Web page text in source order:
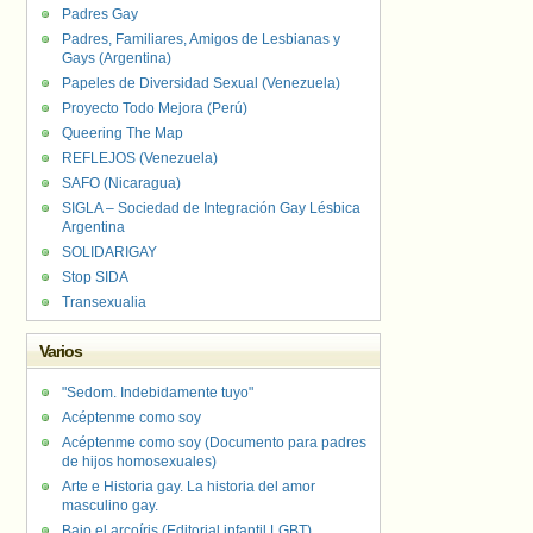
Padres Gay
Padres, Familiares, Amigos de Lesbianas y
Gays (Argentina)
Papeles de Diversidad Sexual (Venezuela)
Proyecto Todo Mejora (Perú)
Queering The Map
REFLEJOS (Venezuela)
SAFO (Nicaragua)
SIGLA – Sociedad de Integración Gay Lésbica
Argentina
SOLIDARIGAY
Stop SIDA
Transexualia
Varios
"Sedom. Indebidamente tuyo"
Acéptenme como soy
Acéptenme como soy (Documento para padres
de hijos homosexuales)
Arte e Historia gay. La historia del amor
masculino gay.